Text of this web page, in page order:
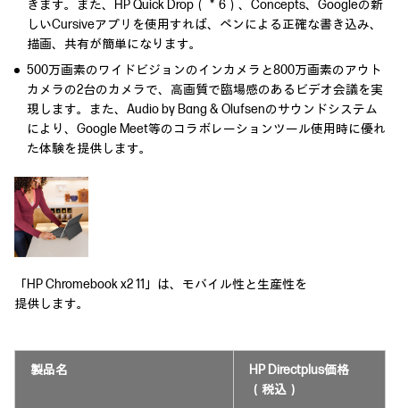
きます。また、HP Quick Drop（＊6）、Concepts、Googleの新
しいCursiveアプリを使用すれば、ペンによる正確な書き込み、
描画、共有が簡単になります。
500万画素のワイドビジョンのインカメラと800万画素のアウト
カメラの2台のカメラで、高画質で臨場感のあるビデオ会議を実
現します。また、Audio by Bang & Olufsenのサウンドシステム
により、Google Meet等のコラボレーションツール使用時に優れ
た体験を提供します。
「HP Chromebook x2 11」は、モバイル性と生産性を
提供します。
製品名
HP Directplus価格
（税込）